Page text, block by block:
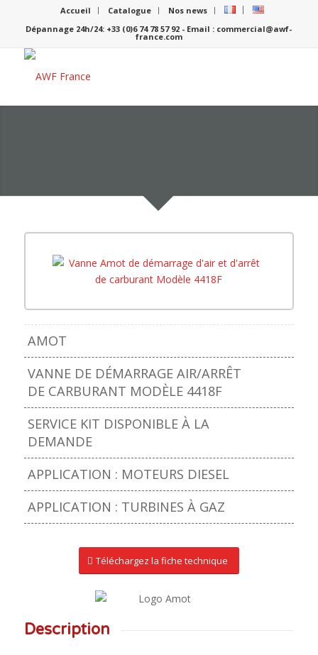
Accueil Catalogue
Nos news
Dépannage 24h/24: +33 (0)6 74 78 57 92 - Email : commercial@awf-
france.com
Cliquez sur l’image pour
l’agrandir
AMOT
VANNE DE DÉMARRAGE AIR/ARRÊT
DE CARBURANT MODÈLE 4418F
SERVICE KIT DISPONIBLE À LA
DEMANDE
APPLICATION : MOTEURS DIESEL
APPLICATION : TURBINES À GAZ
Téléchargez la fiche technique
Description